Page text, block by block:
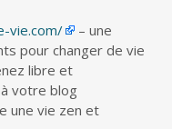
vie.com/
– une
pour changer de vie
libre et
votre blog
une vie zen et